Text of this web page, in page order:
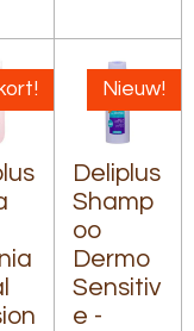
Nieuw!
Deliplus
Shamp
oo
Dermo
Sensitiv
e -